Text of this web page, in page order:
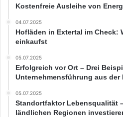
Kostenfreie Ausleihe von
04.07.2025
Hofläden in Extertal im Check:
einkaufst
05.07.2025
Erfolgreich vor Ort – Drei
Unternehmensführung aus der
05.07.2025
Standortfaktor Lebensqualität
ländlichen Regionen